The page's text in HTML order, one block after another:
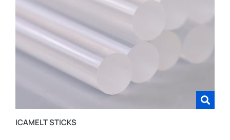
ICAMELT STICKS